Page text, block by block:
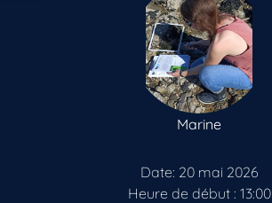
Marine
Date: 20 mai 2026
Heure de début : 13:00